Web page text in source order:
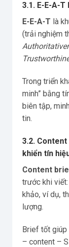
3.1. E-E-A-
E-E-A-T là
(trải nghiệm
Trong triển
minh” bằng
biên tập,
tin.
3.2.
khiển tín
Content
trước khi
khảo, ví dụ,
lượng.
Brief tốt giúp
– content –